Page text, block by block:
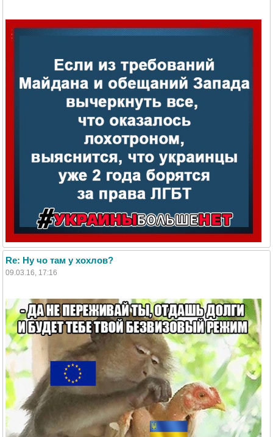
Re: Ну чо там у хохлов?
09.03.16, 17:16